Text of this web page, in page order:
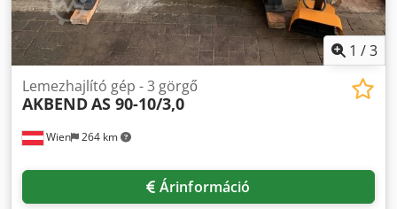
1 /3
Wien 264 km
Lemezhajlító gép - 3 görgő
AKBENDAS 90-10/3,0
Árinformáció